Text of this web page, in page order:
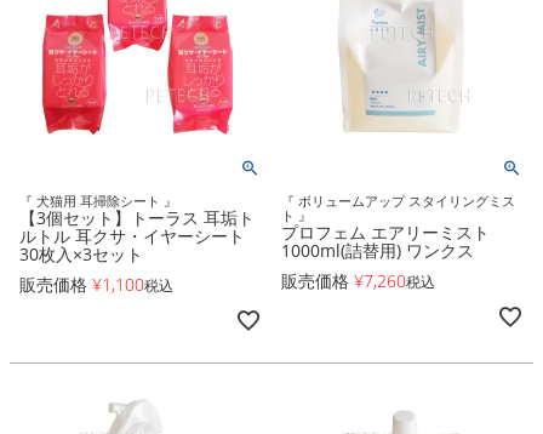
『 犬猫用 耳掃除シート 』
【3個セット】トーラス 耳垢ト
ルトル 耳クサ・イヤーシート
30枚入×3セット
販売価格 ¥1,100税込
『 ボリュームアップ スタイリングミス
ト 』
プロフェム エアリーミスト
1000ml(詰替用) ワンクス
販売価格 ¥7,260税込